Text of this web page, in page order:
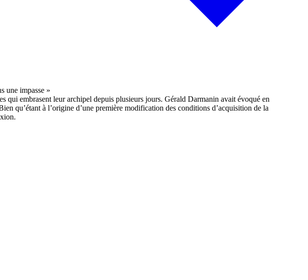
qui embrasent leur archipel depuis plusieurs jours. Gérald Darmanin avait évoqué en
qu’étant à l’origine d’une première modification des conditions d’acquisition de la